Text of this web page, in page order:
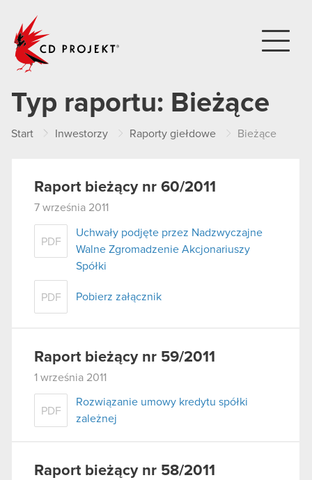
Typ raportu: Bieżące
Start Inwestorzy Raporty giełdowe Bieżące
Raport bieżący nr 60/2011
7 września 2011
PDF
Uchwały podjęte przez Nadzwyczajne
Walne Zgromadzenie Akcjonariuszy
Spółki
PDF Pobierz załącznik
Raport bieżący nr 59/2011
1 września 2011
PDF
Rozwiązanie umowy kredytu spółki
zależnej
Raport bieżący nr 58/2011